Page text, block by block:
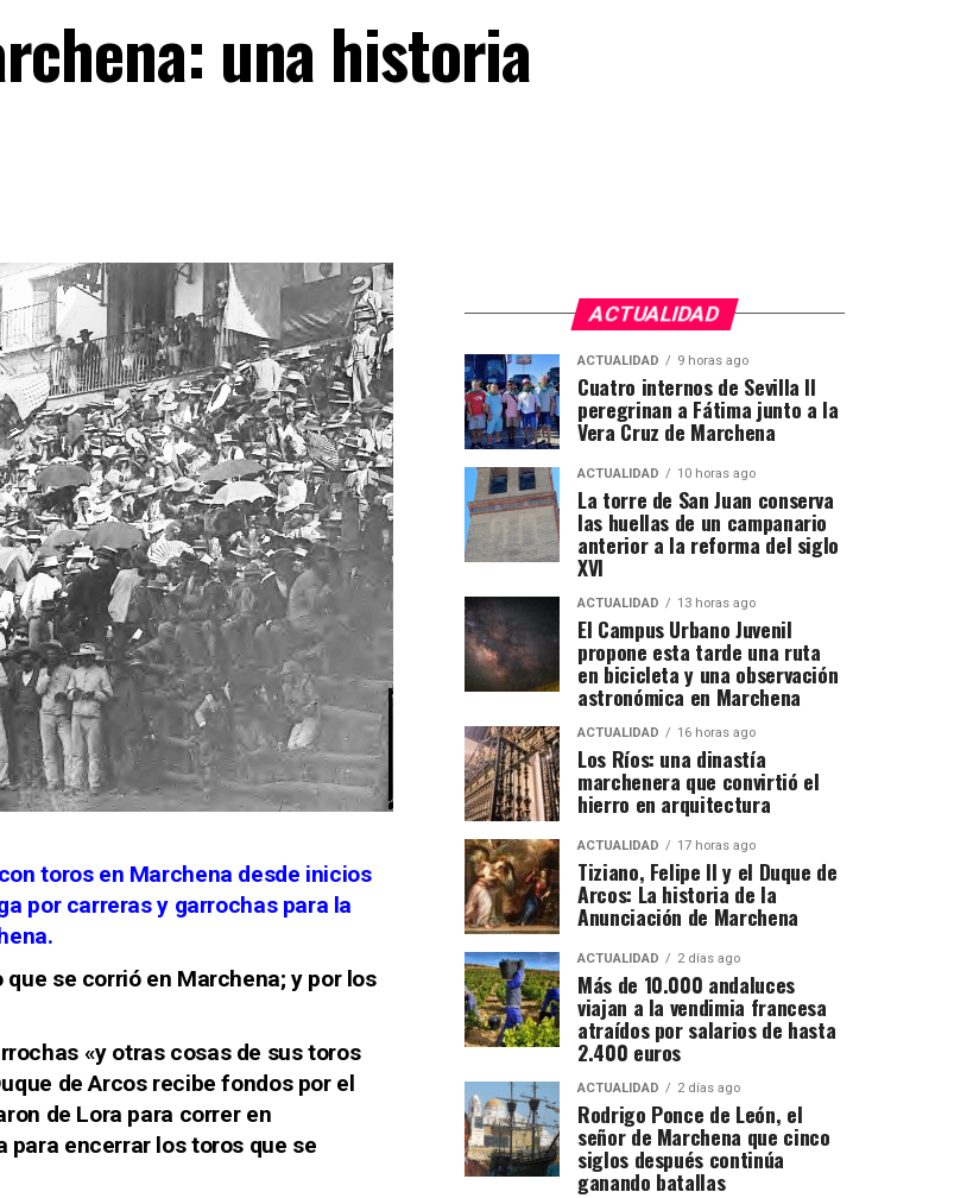
una historia
toros en Marchena desde inicios
por carreras y garrochas para la
que se corrió en Marchena; y por los
«y otras cosas de sus toros
de Arcos recibe fondos por el
de Lora para correr en
encerrar los toros que se
ACTUALIDAD
ACTUALIDAD 9 horas ago
Cuatro internos de Sevilla II
peregrinan a Fátima junto a la
Vera Cruz de Marchena
ACTUALIDAD 10 horas ago
La torre de San Juan conserva
las huellas de un campanario
anterior a la reforma del siglo
XVI
ACTUALIDAD 13 horas ago
El Campus Urbano Juvenil
propone esta tarde una ruta
en bicicleta y una observación
astronómica en Marchena
ACTUALIDAD 16 horas ago
Los Ríos: una dinastía
marchenera que convirtió el
hierro en arquitectura
ACTUALIDAD 17 horas ago
Tiziano, Felipe II y el Duque de
Arcos: La historia de la
Anunciación de Marchena
ACTUALIDAD 2 días ago
Más de 10.000 andaluces
viajan a la vendimia francesa
atraídos por salarios de hasta
2.400 euros
ACTUALIDAD 2 días ago
Rodrigo Ponce de León, el
señor de Marchena que cinco
siglos después continúa
ganando batallas